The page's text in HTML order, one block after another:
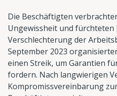
Die Beschäftigten
Ungewissheit und fürchteten
Verschlechterung der
September 2023
einen Streik, um Garantien
fordern. Nach langwierigen
Kompromissvereinbarung